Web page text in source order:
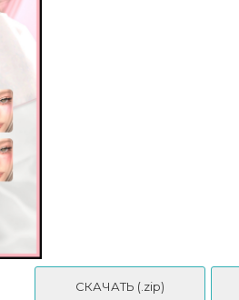
СКАЧАТЬ (.zip)